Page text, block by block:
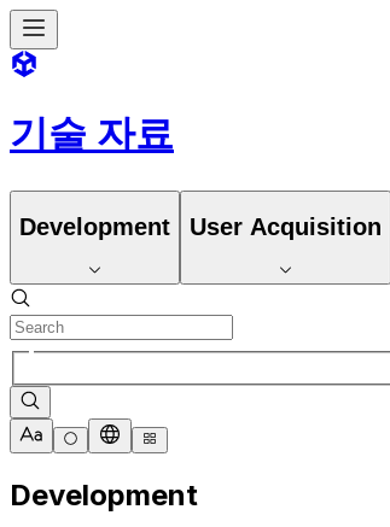
기술 자료
Development User Acquisition
Development